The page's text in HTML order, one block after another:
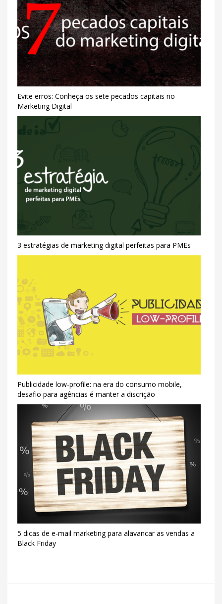
Evite erros: Conheça os sete pecados capitais no
Marketing Digital
3 estratégias de marketing digital perfeitas para PMEs
Publicidade low-profile: na era do consumo mobile,
desafio para agências é manter a discrição
5 dicas de e-mail marketing para alavancar as vendas a
Black Friday